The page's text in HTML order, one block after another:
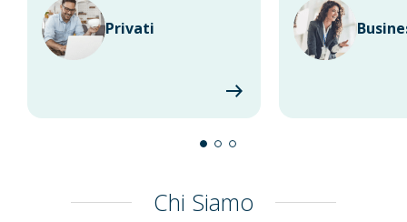
Privati
Chi Siamo